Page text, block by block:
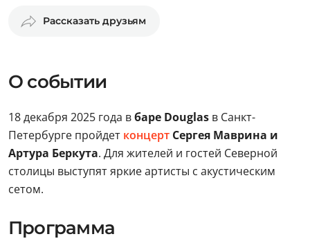
Рассказать друзьям
О событии
18 декабря 2025 года вбаре Douglas в Санкт-
Петербурге пройдет концерт Сергея Маврина и
Артура Беркута. Для жителей и гостей Северной
столицы выступят яркие артисты с акустическим
сетом.
Программа